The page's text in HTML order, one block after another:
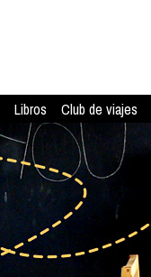
Libros Club de viajes